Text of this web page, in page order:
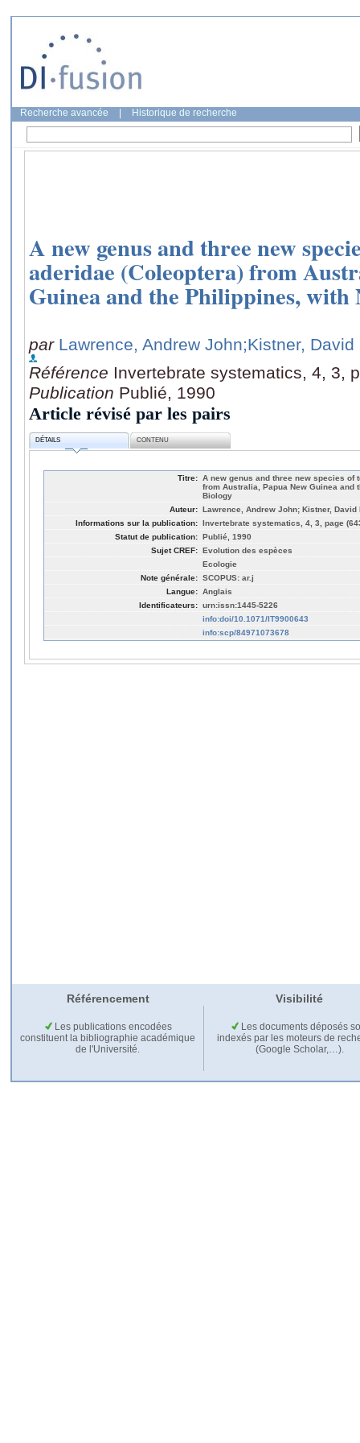
Recherche avancée Historique de recherche
A new genus and three new
aderidae (Coleoptera) from
Guinea and the Philippines, with
par Lawrence, Andrew John;Kistner, David
Référence Invertebrate systematics, 4, 3,
Publication Publié, 1990
Article révisé par les pairs
DÉTAILS CONTENU
Titre: A new genus and three new species of
from Australia, Papua New Guinea and
Biology
Auteur: Lawrence, Andrew John; Kistner,
Informations sur la publication: Invertebrate systematics, 4, 3, page
Statut de publication: Publié, 1990
Sujet CREF: Evolution des espèces
Ecologie
Note générale: SCOPUS: ar.j
Langue: Anglais
Identificateurs: urn:issn:1445-5226
info:doi/10.1071/IT9900643
info:scp/84971073678
Référencement Visibilité
Les publications encodées
constituent la bibliographie académique
de l'Université.
Les documents déposés
indexés par les moteurs de
(Google Scholar,…).